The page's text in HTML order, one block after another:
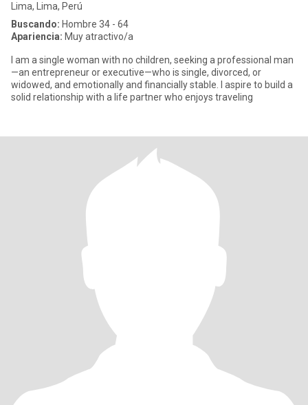
Lima, Lima, Perú
Buscando: Hombre 34 - 64
Apariencia: Muy atractivo/a
I am a single woman with no children, seeking a professional man
—an entrepreneur or executive—who is single, divorced, or
widowed, and emotionally and financially stable. I aspire to build a
solid relationship with a life partner who enjoys traveling